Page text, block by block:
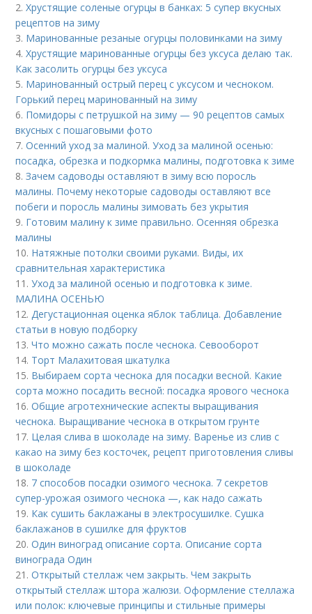
2.Хрустящие соленые огурцы в банках: 5 супер вкусных
рецептов на зиму
3. Маринованные резаные огурцы половинками на зиму
4.Хрустящие маринованные огурцы без уксуса делаю так.
Как засолить огурцы без уксуса
5. Маринованный острый перец с уксусом и чесноком.
Горький перец маринованный на зиму
6. Помидоры с петрушкой на зиму — 90 рецептов самых
вкусных с пошаговыми фото
7.Осенний уход за малиной. Уход за малиной осенью:
посадка, обрезка и подкормка малины, подготовка к зиме
8.Зачем садоводы оставляют в зиму всю поросль
малины. Почему некоторые садоводы оставляют все
побеги и поросль малины зимовать без укрытия
9. Готовим малину к зиме правильно. Осенняя обрезка
малины
10. Натяжные потолки своими руками. Виды, их
сравнительная характеристика
11.Уход за малиной осенью и подготовка к зиме.
МАЛИНА ОСЕНЬЮ
12.Дегустационная оценка яблок таблица. Добавление
статьи в новую подборку
13.Что можно сажать после чеснока. Севооборот
14. Торт Малахитовая шкатулка
15. Выбираем сорта чеснока для посадки весной. Какие
сорта можно посадить весной: посадка ярового чеснока
16.Общие агротехнические аспекты выращивания
чеснока. Выращивание чеснока в открытом грунте
17. Целая слива в шоколаде на зиму. Варенье из слив с
какао на зиму без косточек, рецепт приготовления сливы
в шоколаде
18. 7 способов посадки озимого чеснока. 7 секретов
супер-урожая озимого чеснока —, как надо сажать
19. Как сушить баклажаны в электросушилке. Сушка
баклажанов в сушилке для фруктов
20.Один виноград описание сорта. Описание сорта
винограда Один
21.Открытый стеллаж чем закрыть. Чем закрыть
открытый стеллаж штора жалюзи. Оформление стеллажа
или полок: ключевые принципы и стильные примеры